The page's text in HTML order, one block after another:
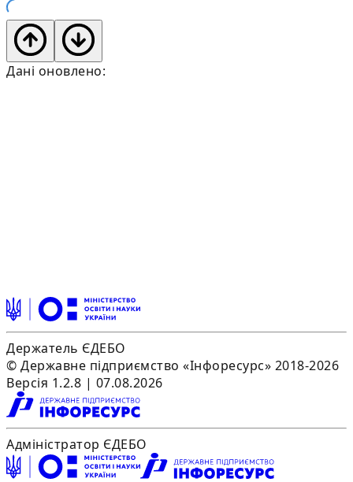
Дані оновлено:
Держатель ЄДЕБО
© Державне підприємство «Інфоресурс» 2018-2026
Версія 1.2.8 | 07.08.2026
Адміністратор ЄДЕБО